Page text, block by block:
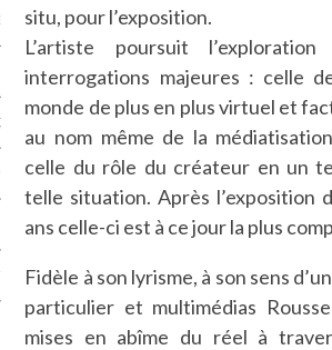
EN VOD
situ, pour l’exposition.
L’artiste poursuit
interrogations majeures : celle
monde de plus en plus virtuel et
au nom même de la
celle du rôle du créateur en un
telle situation. Après l’exposition
ans celle-ci est à ce jour la plus
Fidèle à son lyrisme, à son sens
particulier et multimédias
mises en abîme du réel à